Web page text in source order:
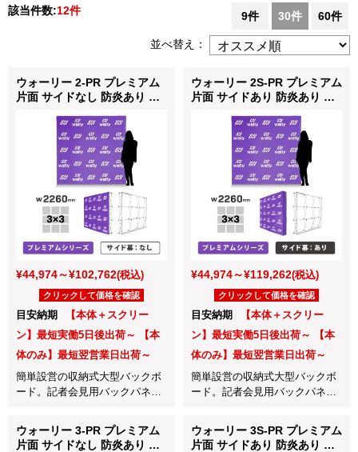
該当件数:12件 9件 30件 60件
並べ替え：
ウォーリー 2-PR プレミアム
片面 サイドなし 防炎あり つ
¥44,974～¥102,762(税込)
クリックして価格を確認
目安納期
【本体＋スクリー
ン】最短実働5日後出荷～ 【本
体のみ】最短翌営業日出荷～
簡単設営の収納式大型バックボ
ード。記者会見用バックパネル
ウォーリー 2S-PR プレミアム
片面 サイドあり 防炎あり つ
¥44,974～¥119,262(税込)
クリックして価格を確認
目安納期
【本体＋スクリー
ン】最短実働5日後出荷～ 【本
体のみ】最短翌営業日出荷～
簡単設営の収納式大型バックボ
ード。記者会見用バックパネル
ウォーリー 3-PR プレミアム
片面 サイドなし 防炎あり つ
ウォーリー 3S-PR プレミアム
片面 サイドあり 防炎あり つ